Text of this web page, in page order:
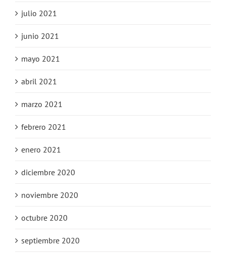
julio 2021
junio 2021
mayo 2021
abril 2021
marzo 2021
febrero 2021
enero 2021
diciembre 2020
noviembre 2020
octubre 2020
septiembre 2020